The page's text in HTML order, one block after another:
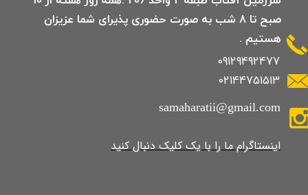
09129492477
02144751513
صبح تا 8 شب به صورت حضوری پذیرای شما عزیزان
هستیم .
samaharatii@gmail.com
​​​​​​​​​اینستاگرام ما را با یک کلیک دنبال کنید